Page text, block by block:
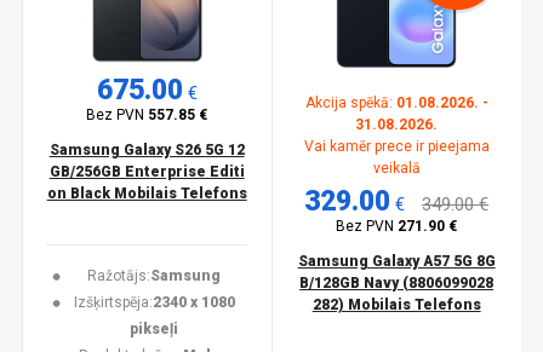
675.00 €
Bez PVN 557.85 €
Samsung Galaxy S26 5G 12
GB/256GB Enterprise Editi
on Black Mobilais Telefons
Ražotājs:Samsung
Izšķirtspēja:2340 x 1080
pikseļi
Akcija spēkā: 01.08.2026. -
31.08.2026.
Vai kamēr prece ir pieejama
veikalā
329.00 € 349.00 €
Bez PVN 271.90 €
Samsung Galaxy A57 5G 8G
B/128GB Navy (8806099028
282) Mobilais Telefons